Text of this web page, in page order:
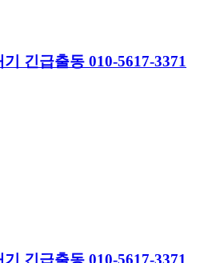
긴급출동 010-5617-3371
긴급출동 010-5617-3371